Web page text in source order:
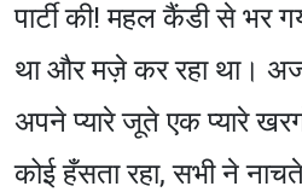
पार्टी की! महल कैंडी से भर
था और मज़े कर रहा था।
अपने प्यारे जूते एक प्यारे
कोई हँसता रहा, सभी ने